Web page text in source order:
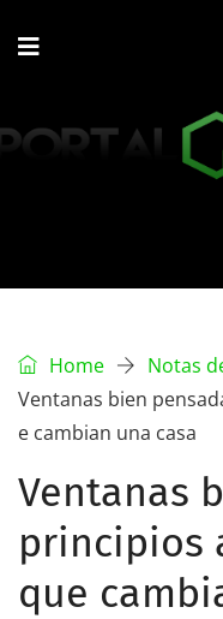
Home
Notas
Ventanas bien
e cambian una casa
Ventanas
principios
que